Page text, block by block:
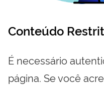
Conteúdo
É necessário
página. Se você